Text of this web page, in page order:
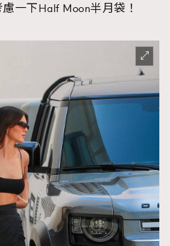
一下Half Moon半月袋！